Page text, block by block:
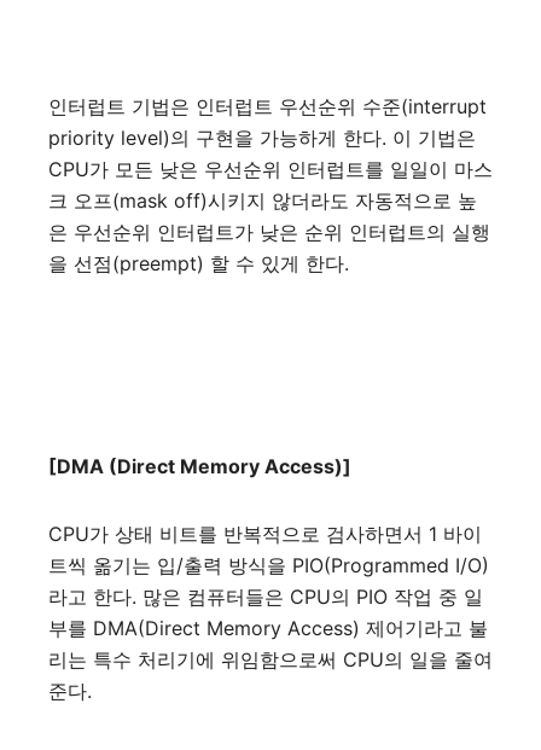
인터럽트 기법은 인터럽트 우선순위 수준(interrupt
priority level)의 구현을 가능하게 한다. 이 기법은
CPU가 모든 낮은 우선순위 인터럽트를 일일이 마스
크 오프(mask off)시키지 않더라도 자동적으로 높
은 우선순위 인터럽트가 낮은 순위 인터럽트의 실행
을 선점(preempt) 할 수 있게 한다.
[DMA (Direct Memory Access)]
CPU가 상태 비트를 반복적으로 검사하면서 1 바이
트씩 옮기는 입/출력 방식을 PIO(Programmed I/O)
라고 한다. 많은 컴퓨터들은 CPU의 PIO 작업 중 일
부를 DMA(Direct Memory Access) 제어기라고 불
리는 특수 처리기에 위임함으로써 CPU의 일을 줄여
준다.